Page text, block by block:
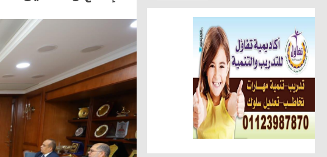
مقالات وكتّاب
سمية مدغرى علوى تكتب.. القراءة في
أخبار الناس
تهنئة الجريدة للاستاذ عبد السلام
أهم الأخبار
الوحدة المحلية بالحامول تستعين بسيارات
حوادث وقضايا
ضبط عاطل وسيدة أثناء تعاطيهما المخدرات
مقالات وكتّاب
عطوة الزقم يكتب.. عبدالهادى حجازى